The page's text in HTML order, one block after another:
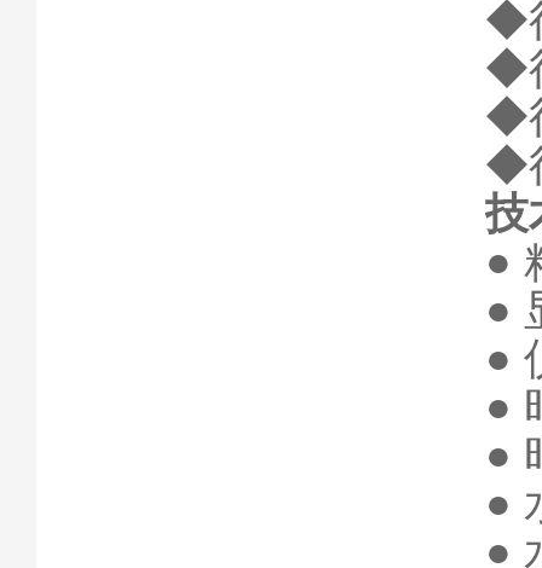
◆
◆
◆
◆
技
●
●
●
●
●
●
●